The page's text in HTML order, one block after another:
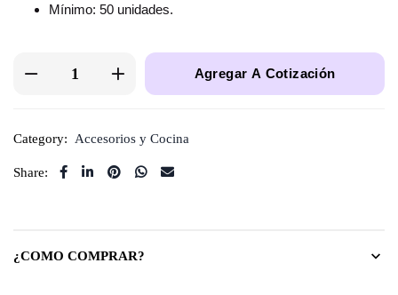
Mínimo: 50 unidades.
Agregar A Cotización
Category: Accesorios y Cocina
Share:
¿COMO COMPRAR?